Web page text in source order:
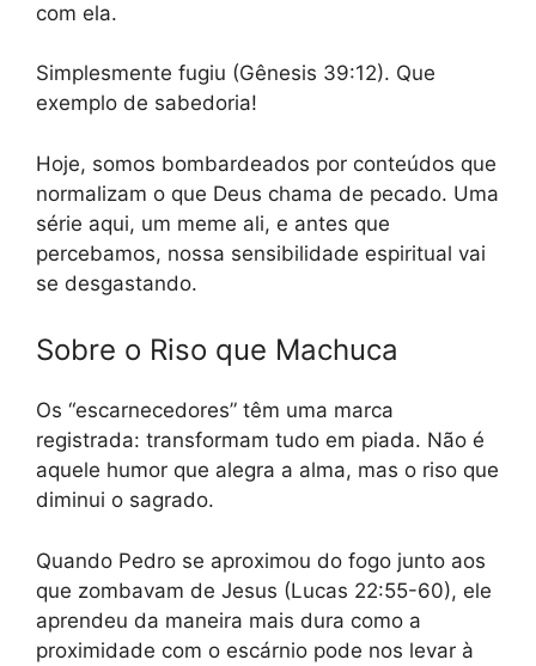
com ela.
Simplesmente fugiu (Gênesis 39:12). Que
exemplo de sabedoria!
Hoje, somos bombardeados por conteúdos que
normalizam o que Deus chama de pecado. Uma
série aqui, um meme ali, e antes que
percebamos, nossa sensibilidade espiritual vai
se desgastando.
Sobre o Riso que Machuca
Os “escarnecedores” têm uma marca
registrada: transformam tudo em piada. Não é
aquele humor que alegra a alma, mas o riso que
diminui o sagrado.
Quando Pedro se aproximou do fogo junto aos
que zombavam de Jesus (Lucas 22:55-60), ele
aprendeu da maneira mais dura como a
proximidade com o escárnio pode nos levar à